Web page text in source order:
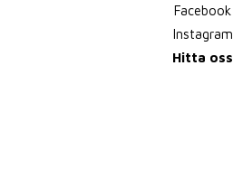
Facebook
Instagram
Hitta oss